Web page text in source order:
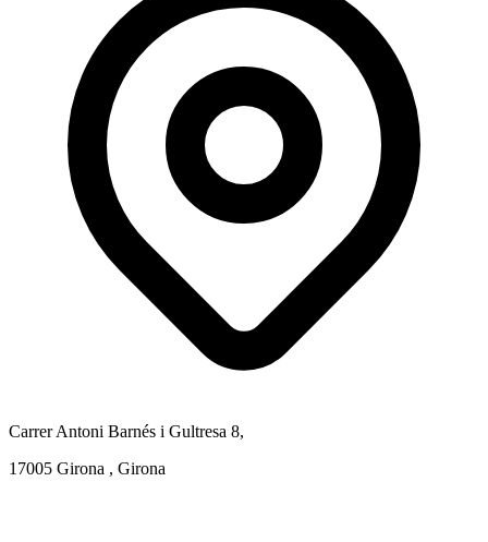
Carrer Antoni Barnés i Gultresa 8,
17005 Girona , Girona